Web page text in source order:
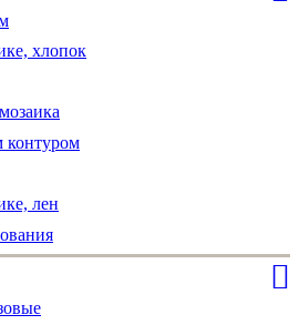
хлопок
контуром
лен